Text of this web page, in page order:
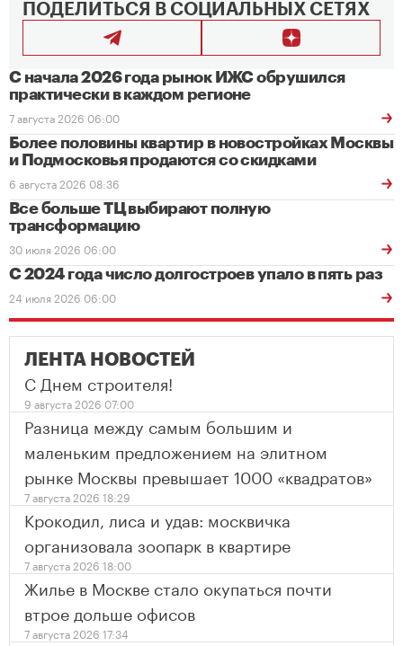
ПОДЕЛИТЬСЯ В СОЦИАЛЬНЫХ СЕТЯХ
С начала 2026 года рынок ИЖС обрушился
практически в каждом регионе
7 августа 2026 06:00
Более половины квартир в новостройках Москвы
и Подмосковья продаются со скидками
6 августа 2026 08:36
Все больше ТЦ выбирают полную
трансформацию
30 июля 2026 06:00
С 2024 года число долгостроев упало в пять раз
24 июля 2026 06:00
ЛЕНТА НОВОСТЕЙ
С Днем строителя!
9 августа 2026 07:00
Разница между самым большим и
маленьким предложением на элитном
рынке Москвы превышает 1000 «квадратов»
7 августа 2026 18:29
Крокодил, лиса и удав: москвичка
организовала зоопарк в квартире
7 августа 2026 18:00
Жилье в Москве стало окупаться почти
втрое дольше офисов
7 августа 2026 17:34